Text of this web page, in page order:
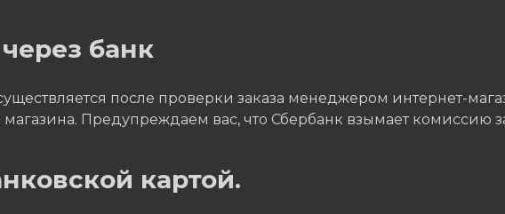
банк
после проверки заказа менеджером интернет-
Предупреждаем вас, что Сбербанк взымает комиссию
картой.